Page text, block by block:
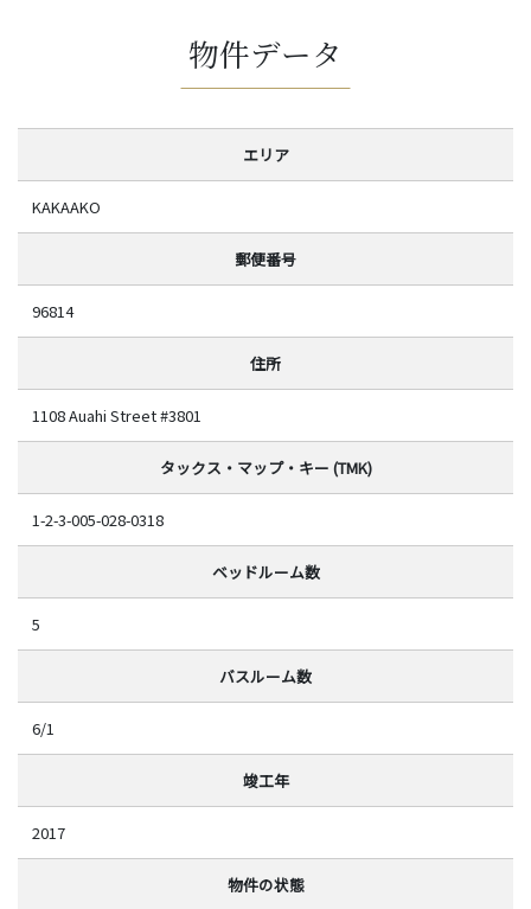
物件データ
エリア
KAKAAKO
郵便番号
96814
住所
1108 Auahi Street #3801
タックス・マップ・キー (TMK)
1-2-3-005-028-0318
ベッドルーム数
5
バスルーム数
6/1
竣工年
2017
物件の状態